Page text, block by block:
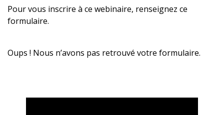
Pour vous inscrire à ce webinaire, renseignez ce
formulaire.
Oups ! Nous n’avons pas retrouvé votre formulaire.